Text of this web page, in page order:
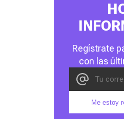
Regístrate
con las
Me estoy